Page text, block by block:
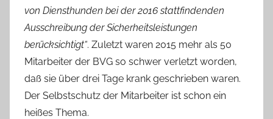
von Diensthunden bei der 2016 stattfindenden
Ausschreibung der Sicherheitsleistungen
berücksichtigt“. Zuletzt waren 2015 mehr als 50
Mitarbeiter der BVG so schwer verletzt worden,
daß sie über drei Tage krank geschrieben waren.
Der Selbstschutz der Mitarbeiter ist schon ein
heißes Thema.